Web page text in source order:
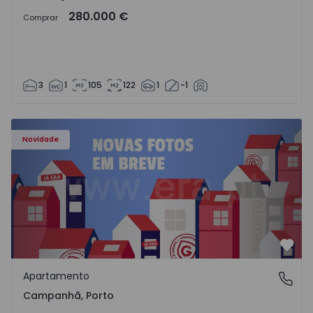
Comprar 280.000 €
3 1 105 122 1 -1
Novidade
Apartamento T3 Porto, Campanhã - 1575504 - 1
Campanhã, Porto
Apartamento
Campanhã, Porto